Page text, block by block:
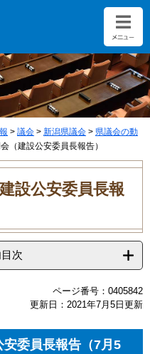
> 議会 > 新潟県議会 > 県議会の動
（建設公安委員長報告）
設公安委員長報
次
ページ番号：0405842
更新日：2021年7月5日更新
安委員長報告（7月5